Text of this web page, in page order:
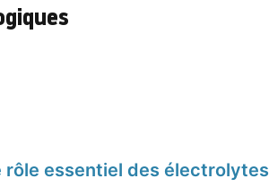
rôle essentiel des électrolytes